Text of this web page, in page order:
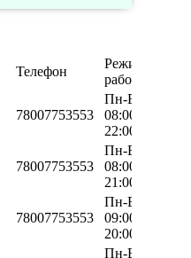
Телефон
Режим
работы
78007753553
Пн-Вс
08:00-
22:00
78007753553
Пн-Вс
08:00-
21:00
78007753553
Пн-Вс
09:00-
20:00
Пн-Вс